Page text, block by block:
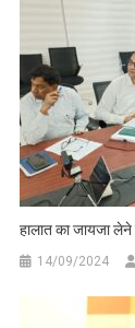
हालात का जायजा
14/09/2024